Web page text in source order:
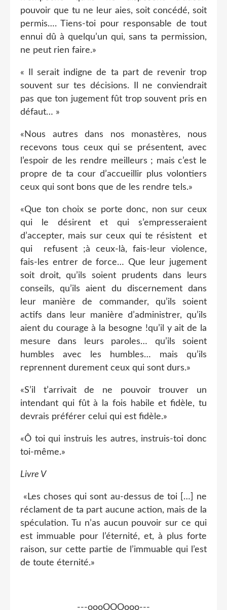
pouvoir que tu ne leur aies, soit concédé, soit
permis…. Tiens-toi pour responsable de tout
ennui dû à quelqu’un qui, sans ta permission,
ne peut rien faire.»
« Il serait indigne de ta part de revenir trop
souvent sur tes décisions. Il ne conviendrait
pas que ton jugement fût trop souvent pris en
défaut… »
«Nous autres dans nos monastères, nous
recevons tous ceux qui se présentent, avec
l’espoir de les rendre meilleurs ; mais c’est le
propre de ta cour d’accueillir plus volontiers
ceux qui sont bons que de les rendre tels.»
«Que ton choix se porte donc, non sur ceux
qui le désirent et qui s’empresseraient
d’accepter, mais sur ceux qui te résistent
et
qui
refusent ;à ceux-là, fais-leur violence,
fais-les entrer de force… Que leur jugement
soit droit, qu’ils soient prudents dans leurs
conseils, qu’ils aient du discernement dans
leur manière de commander, qu’ils soient
actifs dans leur manière d’administrer, qu’ils
aient du courage à la besogne !qu’il y ait de la
mesure dans leurs paroles… qu’ils soient
humbles avec les humbles… mais qu’ils
reprennent durement ceux qui sont durs.»
«S’il t’arrivait de ne pouvoir trouver un
intendant qui fût à la fois habile et fidèle, tu
devrais préférer celui qui est fidèle.»
«Ô toi qui instruis les autres, instruis-toi donc
toi-même.»
Livre V
«Les choses qui sont au-dessus de toi […] ne
réclament de ta part aucune action, mais de la
spéculation. Tu n’as aucun pouvoir sur ce qui
est immuable pour l’éternité, et, à plus forte
raison, sur cette partie de l’immuable qui l’est
de toute éternité.»
---oooOOOooo---